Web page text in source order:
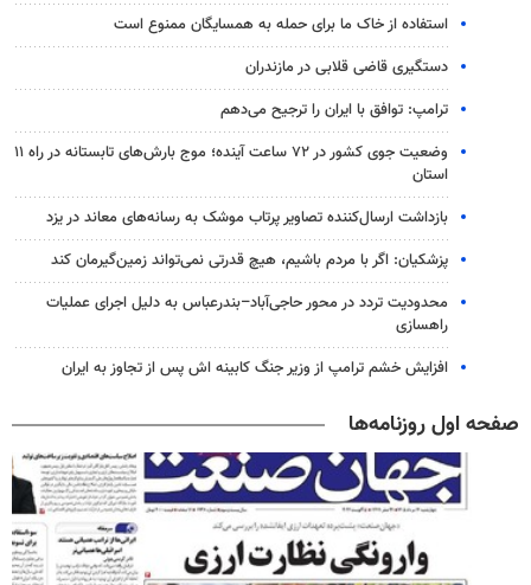
استفاده از خاک ما برای حمله به همسایگان ممنوع است
دستگیری قاضی قلابی در مازندران
ترامپ: توافق با ایران را ترجیح می‌دهم
وضعیت جوی کشور در ۷۲ ساعت آینده؛ موج بارش‌های تابستانه در راه ۱۱
استان
بازداشت ارسال‌کننده تصاویر پرتاب موشک به رسانه‌های معاند در یزد
پزشکیان: اگر با مردم باشیم، هیچ قدرتی نمی‌تواند زمین‌گیرمان کند
محدودیت تردد در محور حاجی‌آباد–بندرعباس به دلیل اجرای عملیات
راهسازی
افزایش خشم ترامپ از وزیر جنگ کابینه اش پس از تجاوز به ایران
صفحه اول روزنامه‌ها